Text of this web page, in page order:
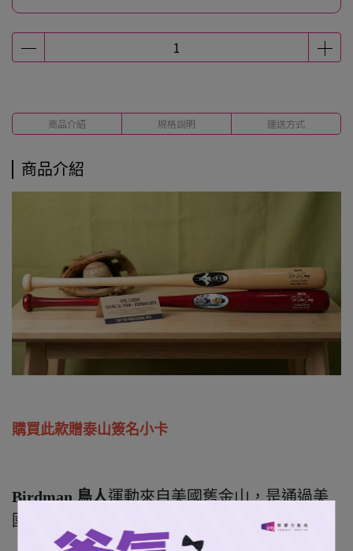
商品介紹 規格說明 運送方式
商品介紹
購買此款贈泰山簽名小卡
Birdman 鳥人運動來自美國舊金山，是通過美
國職棒大聯盟（MLB）/世界棒壘球總會
（WBSC）/中華職棒（CPBL）多項賽事規範認